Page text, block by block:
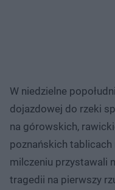
W niedzielne
dojazdowej do rzeki
na górowskich,
poznańskich
milczeniu przystawali
tragedii na pierwszy